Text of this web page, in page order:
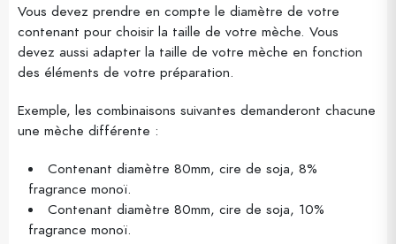
Vous devez prendre en compte le diamètre de votre
contenant pour choisir la taille de votre mèche. Vous
devez aussi adapter la taille de votre mèche en fonction
des éléments de votre préparation.
Exemple, les combinaisons suivantes demanderont chacune
une mèche différente :
Contenant diamètre 80mm, cire de soja, 8%
fragrance monoï.
Contenant diamètre 80mm, cire de soja, 10%
fragrance monoï.